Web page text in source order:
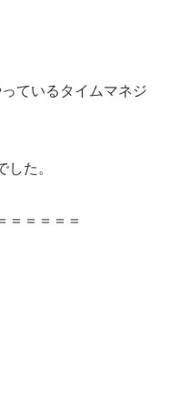
ているタイムマネジ
た。
＝＝＝＝＝